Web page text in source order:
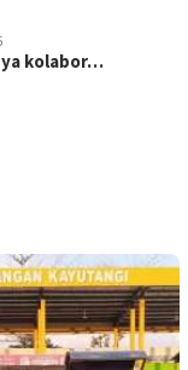
kolabor…